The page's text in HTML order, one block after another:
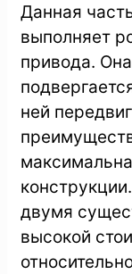
Данная
выполняет
привода.
ней
двумя
высокой